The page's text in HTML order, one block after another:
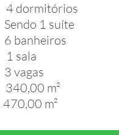
4 dormitórios
Sendo 1 suíte
6 banheiros
1 sala
3 vagas
340,00 m²
470,00 m²